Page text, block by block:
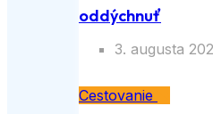
oddýchnuť
3. augusta 2026
Cestovanie